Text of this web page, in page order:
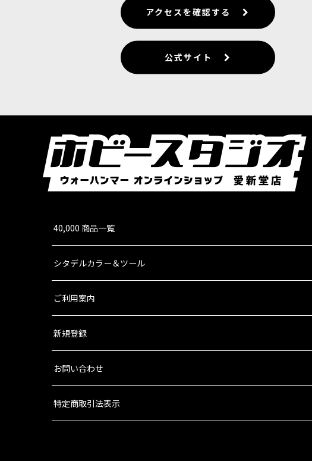
ヘルスミス・オヴ・ハシュット筆頭魔瘴鍛治師 ウラク・
伝えられる伝説の魔瘴鍛治師で…
[ヘルスミス・オヴ・ハシュット] ドミネイター・エンジン
(税込)
8,500円(税込)
1点
ヘルスミス・オヴ・ハシュットデスシュリーカー・ロケッ
「ブルファーザー」の邪悪なる炎が…
アクセスを確認する
公式サイト
40,000 商品一覧
シタデルカラー＆ツール
ご利用案内
新規登録
お問い合わせ
特定商取引法表示